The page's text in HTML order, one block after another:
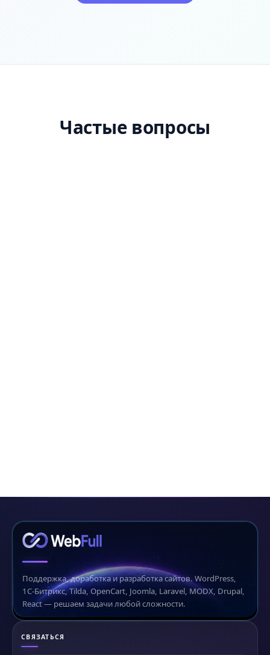
Частые вопросы
Поддержка, доработка и разработка сайтов. WordPress,
1С-Битрикс, Tilda, OpenCart, Joomla, Laravel, MODX, Drupal,
React — решаем задачи любой сложности.
СВЯЗАТЬСЯ